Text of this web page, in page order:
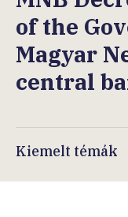
of the
Magyar
central
Kiemelt témák